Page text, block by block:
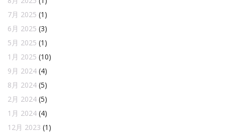
7月 2025 (1)
6月 2025 (3)
5月 2025 (1)
1月 2025 (10)
9月 2024 (4)
8月 2024 (5)
2月 2024 (5)
1月 2024 (4)
12月 2023 (1)